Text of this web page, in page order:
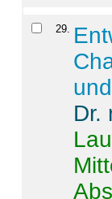
29.
Dr.